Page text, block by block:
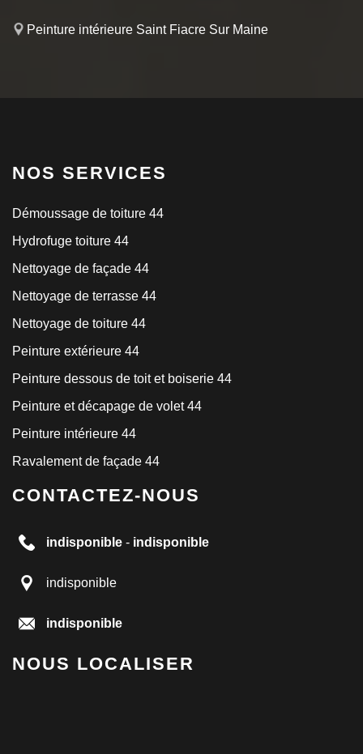
Peinture intérieure Saint Fiacre Sur Maine
NOS SERVICES
Démoussage de toiture 44
Hydrofuge toiture 44
Nettoyage de façade 44
Nettoyage de terrasse 44
Nettoyage de toiture 44
Peinture extérieure 44
Peinture dessous de toit et boiserie 44
Peinture et décapage de volet 44
Peinture intérieure 44
Ravalement de façade 44
CONTACTEZ-NOUS
indisponible - indisponible
indisponible
indisponible
NOUS LOCALISER